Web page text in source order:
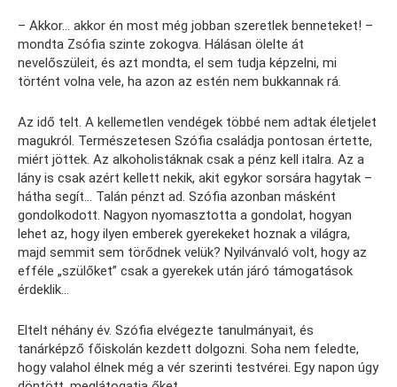
– Akkor… akkor én most még jobban szeretlek benneteket! –
mondta Zsófia szinte zokogva. Hálásan ölelte át
nevelőszüleit, és azt mondta, el sem tudja képzelni, mi
történt volna vele, ha azon az estén nem bukkannak rá.
Az idő telt. A kellemetlen vendégek többé nem adtak életjelet
magukról. Természetesen Szófia családja pontosan értette,
miért jöttek. Az alkoholistáknak csak a pénz kell italra. Az a
lány is csak azért kellett nekik, akit egykor sorsára hagytak –
hátha segít… Talán pénzt ad. Szófia azonban másként
gondolkodott. Nagyon nyomasztotta a gondolat, hogyan
lehet az, hogy ilyen emberek gyerekeket hoznak a világra,
majd semmit sem törődnek velük? Nyilvánvaló volt, hogy az
efféle „szülőket” csak a gyerekek után járó támogatások
érdeklik…
Eltelt néhány év. Szófia elvégezte tanulmányait, és
tanárképző főiskolán kezdett dolgozni. Soha nem feledte,
hogy valahol élnek még a vér szerinti testvérei. Egy napon úgy